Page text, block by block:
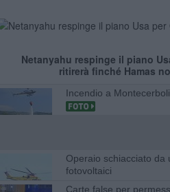
Netanyahu respinge il piano
ritirerà finché Hamas
Incendio a
Operaio schiacciato da
fotovoltaici
Carte false per